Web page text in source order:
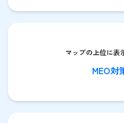
マップの上位に表
MEO対